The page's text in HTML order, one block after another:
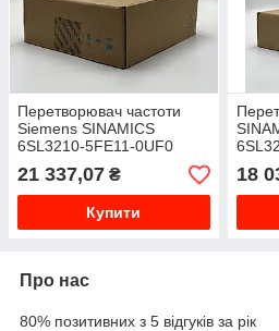
Перетворювач частоти
Siemens SINAMICS
6SL3210-5FE11-0UF0
21 337,07 ₴
Купити
18
Про нас
80% позитивних з 5 відгуків за рік